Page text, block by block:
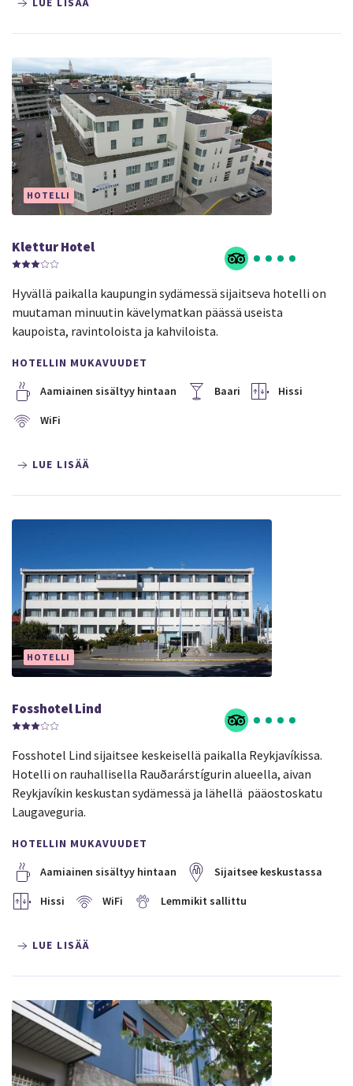
HOTELLI
Klettur Hotel
Hyvällä paikalla kaupungin sydämessä sijaitseva hotelli on
muutaman minuutin kävelymatkan päässä useista
kaupoista, ravintoloista ja kahviloista.
HOTELLIN MUKAVUUDET
Aamiainen sisältyy hintaan
Baari Hissi
WiFi
LUE LISÄÄ
HOTELLI
Fosshotel Lind
Fosshotel Lind sijaitsee keskeisellä paikalla Reykjavíkissa.
Hotelli on rauhallisella Rauðarárstígurin alueella, aivan
Reykjavíkin keskustan sydämessä ja lähellä pääostoskatu
Laugaveguria.
HOTELLIN MUKAVUUDET
Aamiainen sisältyy hintaan
Sijaitsee keskustassa
Hissi WiFi Lemmikit sallittu
LUE LISÄÄ